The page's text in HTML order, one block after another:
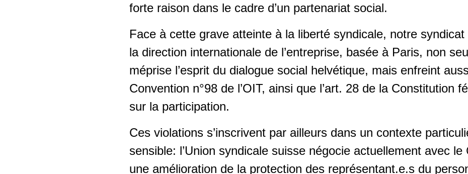
forte raison dans le cadre d’un partenariat social.
Face à cette grave atteinte à la liberté syndicale, notre
la direction internationale de l’entreprise, basée à Paris, non
méprise l’esprit du dialogue social helvétique, mais enfreint
Convention n°98 de l’OIT, ainsi que l’art. 28 de la Constitution
sur la participation.
Ces violations s’inscrivent par ailleurs dans un contexte
sensible: l’Union syndicale suisse négocie actuellement avec le
une amélioration de la protection des représentant.e.s du